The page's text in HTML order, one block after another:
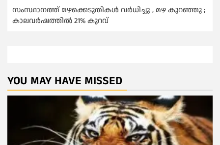
സംസ്ഥാനത്ത് മഴക്കെടുതികള്‍ വര്‍ധിച്ചു , മഴ കുറഞ്ഞു ;
കാലവര്‍ഷത്തില്‍ 21% കുറവ്
YOU MAY HAVE MISSED